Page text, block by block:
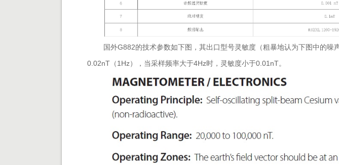
国外G882的技术参数如下图，其出口型号灵敏度（粗暴地认为下图中的噪
0.02nT（1Hz），当采样频率大于4Hz时，灵敏度小于0.01nT。